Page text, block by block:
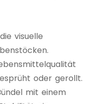
visuelle
oder gerollt.
mit einem